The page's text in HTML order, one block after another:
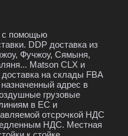
с помощью
DDP доставка из
Фучжоу, Сямыня,
Matson CLX и
на склады FBA
адрес в
грузовые
в ЕС и
отсрочкой НДС
НДС. Местная